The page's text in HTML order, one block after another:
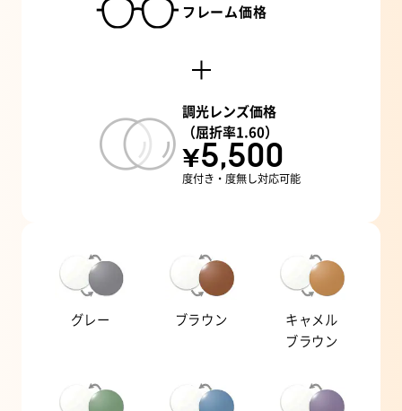
フレーム価格
調光レンズ価格
（屈折率1.60）
¥5,500
度付き・度無し対応可能
グレー ブラウン
キャメル
ブラウン